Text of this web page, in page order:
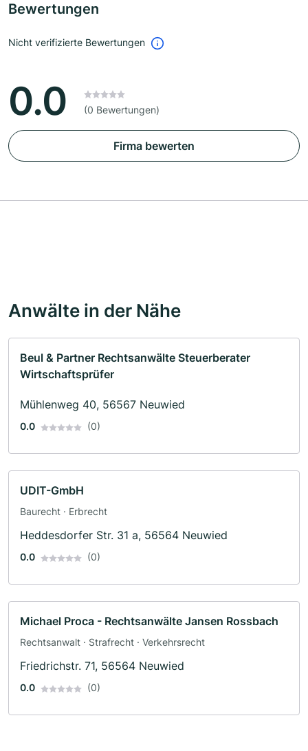
Bewertungen
Nicht verifizierte Bewertungen
0.0 (0 Bewertungen)
Firma bewerten
Anwälte in der Nähe
Beul & Partner Rechtsanwälte Steuerberater
Wirtschaftsprüfer
Mühlenweg 40, 56567 Neuwied
0.0 (0)
UDIT-GmbH
Baurecht · Erbrecht
Heddesdorfer Str. 31 a, 56564 Neuwied
0.0 (0)
Michael Proca - Rechtsanwälte Jansen Rossbach
Rechtsanwalt · Strafrecht · Verkehrsrecht
Friedrichstr. 71, 56564 Neuwied
0.0 (0)